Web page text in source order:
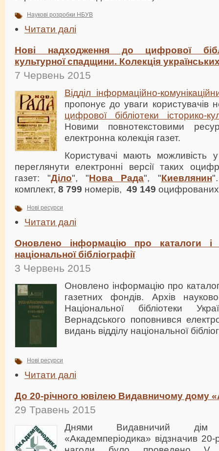
Наукові розробки НБУВ
Читати далі
Нові надходження до цифрової
культурної спадщини. Колекція
7 Червень 2015
Відділ інформаційно-
пропонує до уваги користувачів
цифрової бібліотеки історико-
Новими повнотекстовими
електронна колекція газет.
Користувачі мають можливість
переглянути електронні версії таких
газет: "Діло", "Нова Рада", "Киевлянин
комплект, 8 799 номерів, 49 149 оцифрованих
Нові ресурси
Читати далі
Оновлено інформацію про каталоги і
національної бібліографії
3 Червень 2015
Оновлено інформацію про
газетних фондів. Архів
Національної бібліотеки
Вернадського поповнився
видань відділу національної
Нові ресурси
Читати далі
До 20-річного ювілею Видавничому дому
29 Травень 2015
Днями Видавничий
«Академперіодика» відзначив 20-